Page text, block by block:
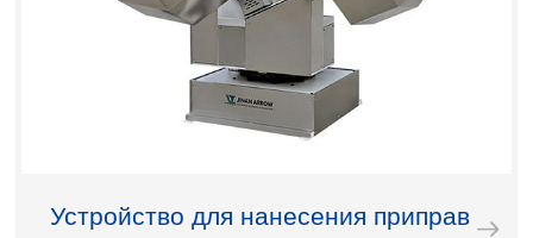
Устройство для нанесения приправ